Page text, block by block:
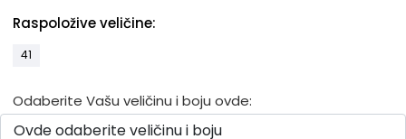
Raspoložive veličine:
41
Odaberite Vašu veličinu i boju ovde: